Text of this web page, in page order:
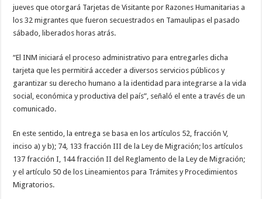
jueves que otorgará Tarjetas de Visitante por Razones Humanitarias a
los 32 migrantes que fueron secuestrados en Tamaulipas el pasado
sábado, liberados horas atrás.
“El INM iniciará el proceso administrativo para entregarles dicha
tarjeta que les permitirá acceder a diversos servicios públicos y
garantizar su derecho humano a la identidad para integrarse a la vida
social, económica y productiva del país”, señaló el ente a través de un
comunicado.
En este sentido, la entrega se basa en los artículos 52, fracción V,
inciso a) y b); 74, 133 fracción III de la Ley de Migración; los artículos
137 fracción I, 144 fracción II del Reglamento de la Ley de Migración;
y el artículo 50 de los Lineamientos para Trámites y Procedimientos
Migratorios.